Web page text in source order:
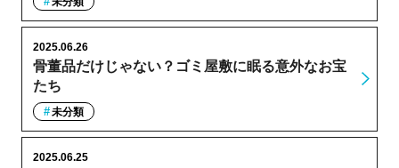
骨董品だけじゃない？ゴミ屋敷に眠る意外なお宝
たち
2025.06.26
未分類
2025.06.25